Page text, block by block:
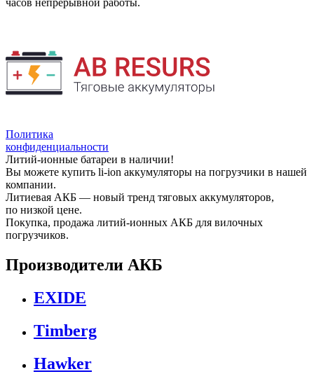
часов непрерывной работы.
Политика
конфиденциальности
Литий-ионные батареи в наличии!
Вы можете купить li-ion аккумуляторы на погрузчики в нашей
компании.
Литиевая АКБ — новый тренд тяговых аккумуляторов,
по низкой цене.
Покупка, продажа литий-ионных АКБ для вилочных
погрузчиков.
Производители АКБ
EXIDE
Timberg
Hawker